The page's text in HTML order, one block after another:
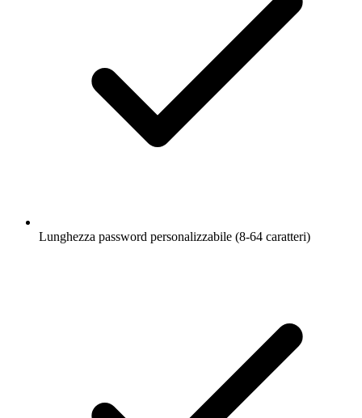
Lunghezza password personalizzabile (8-64 caratteri)